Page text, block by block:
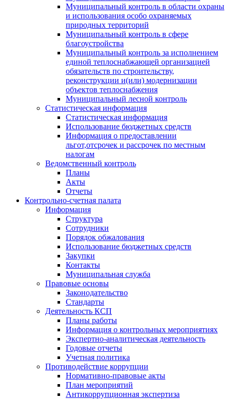
Муниципальный контроль в области охраны
и использования особо охраняемых
природных территорий
Муниципальный контроль в сфере
благоустройства
Муниципальный контроль за исполнением
единой теплоснабжающей организацией
обязательств по строительству,
реконструкции и(или) модернизации
объектов теплоснабжения
Муниципальный лесной контроль
Статистическая информация
Статистическая информация
Использование бюджетных средств
Информация о предоставлении
льгот,отсрочек и рассрочек по местным
налогам
Ведомственный контроль
Планы
Акты
Отчеты
Контрольно-счетная палата
Информация
Структура
Сотрудники
Порядок обжалования
Использование бюджетных средств
Закупки
Контакты
Муниципальная служба
Правовые основы
Законодательство
Стандарты
Деятельность КСП
Планы работы
Информация о контрольных мероприятиях
Экспертно-аналитическая деятельность
Годовые отчеты
Учетная политика
Противодействие коррупции
Нормативно-правовые акты
План мероприятий
Антикоррупционная экспертиза